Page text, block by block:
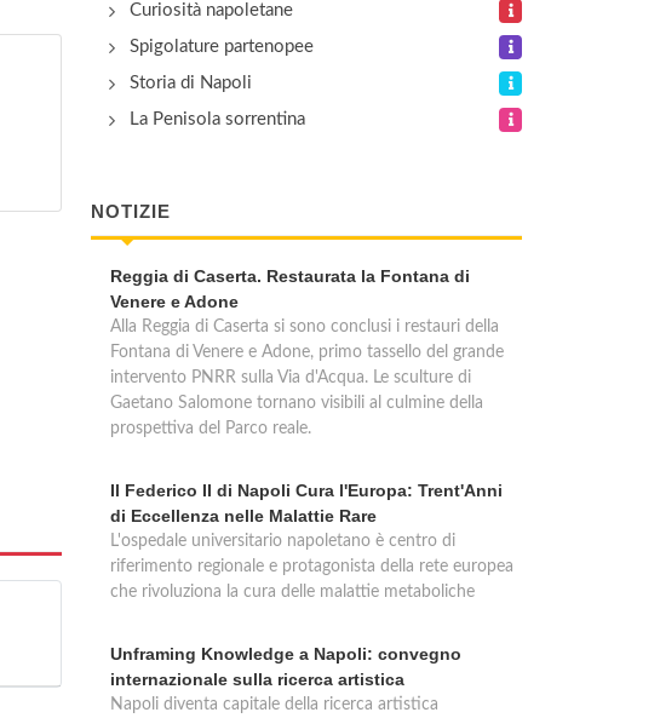
Curiosità napoletane
Spigolature partenopee
Storia di Napoli
La Penisola sorrentina
NOTIZIE
Reggia di Caserta. Restaurata la Fontana di
Venere e Adone
Alla Reggia di Caserta si sono conclusi i restauri della
Fontana di Venere e Adone, primo tassello del grande
intervento PNRR sulla Via d'Acqua. Le sculture di
Gaetano Salomone tornano visibili al culmine della
prospettiva del Parco reale.
Il Federico II di Napoli Cura l'Europa: Trent'Anni
di Eccellenza nelle Malattie Rare
L'ospedale universitario napoletano è centro di
riferimento regionale e protagonista della rete europea
che rivoluziona la cura delle malattie metaboliche
Unframing Knowledge a Napoli: convegno
internazionale sulla ricerca artistica
Napoli diventa capitale della ricerca artistica